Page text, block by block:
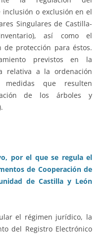
o exclusión en el
Singulares de Castilla-
así como el
protección para éstos.
previstos en la
relativa a la ordenación
que resulten
de los árboles y
por el que se regula el
de Cooperación de
de Castilla y León
el régimen jurídico, la
del Registro Electrónico